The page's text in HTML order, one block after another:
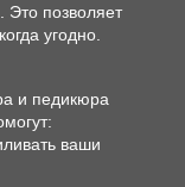
Это позволяет
угодно.
и педикюра
ваши